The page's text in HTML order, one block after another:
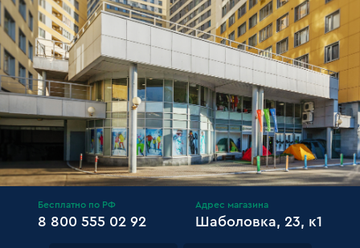
Бесплатно по РФ
8 800 555 02 92
Адрес магазина
Шаболовка, 23, к1